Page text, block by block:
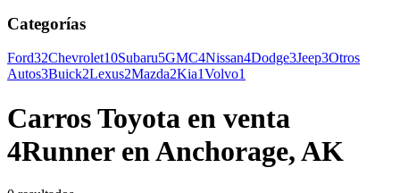
Categorías
Ford32Chevrolet10Subaru5GMC4Nissan4Dodge3Jeep3Otros
Autos3Buick2Lexus2Mazda2Kia1Volvo1
Carros Toyota en venta
4Runner en Anchorage, AK